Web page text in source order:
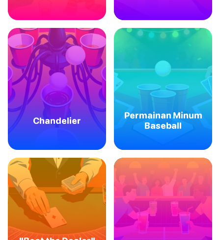
Chandelier
Permainan Minum
Baseball